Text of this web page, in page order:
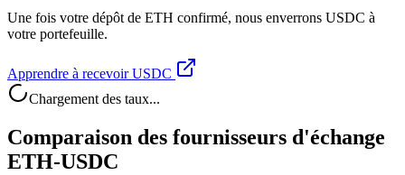
Une fois votre dépôt de ETH confirmé, nous enverrons USDC à
votre portefeuille.
Apprendre à recevoir USDC
Chargement des taux...
Comparaison des fournisseurs d'échange
ETH-USDC